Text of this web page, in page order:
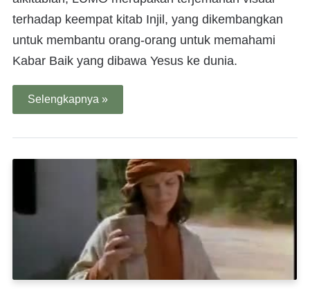
terhadap keempat kitab Injil, yang dikembangkan
untuk membantu orang-orang untuk memahami
Kabar Baik yang dibawa Yesus ke dunia.
Selengkapnya »